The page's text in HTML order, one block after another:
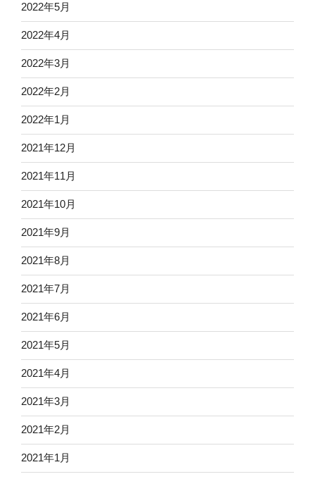
2022年5月
2022年4月
2022年3月
2022年2月
2022年1月
2021年12月
2021年11月
2021年10月
2021年9月
2021年8月
2021年7月
2021年6月
2021年5月
2021年4月
2021年3月
2021年2月
2021年1月